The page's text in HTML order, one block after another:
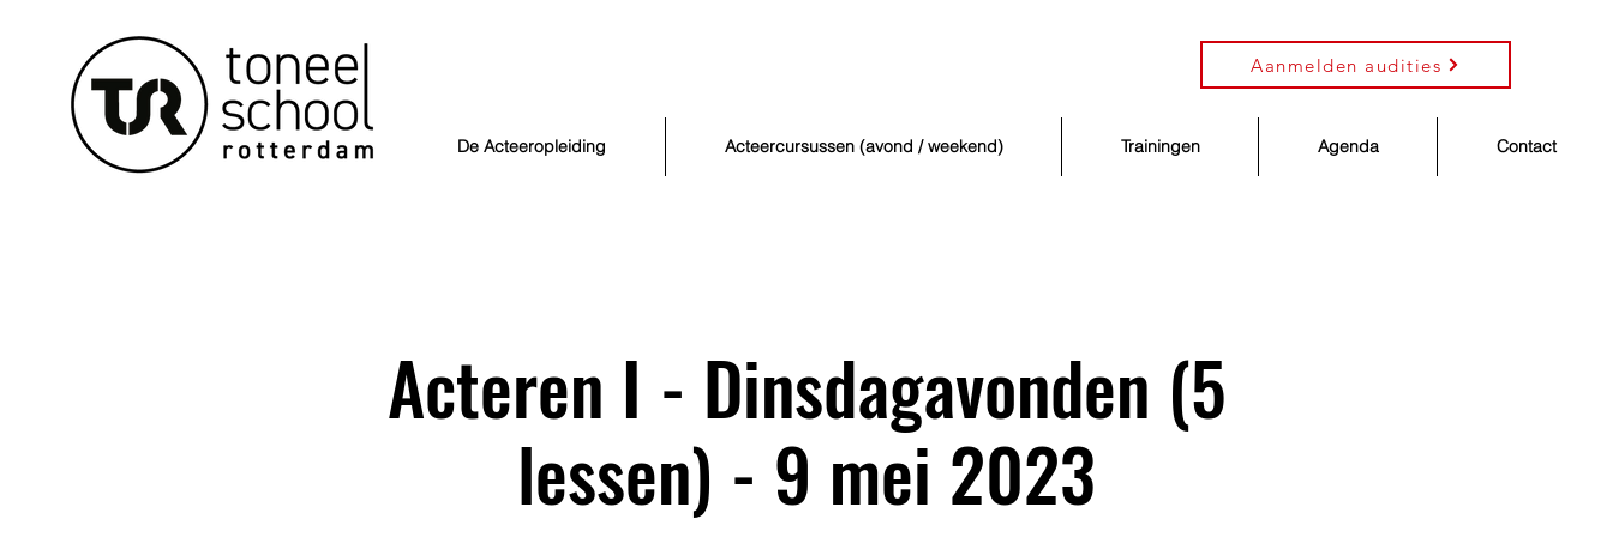
Aanmelden audities
De Acteeropleiding Acteercursussen (avond / weekend) Trainingen Agenda Contact
Acteren I - Dinsdagavonden (5
lessen) - 9 mei 2023